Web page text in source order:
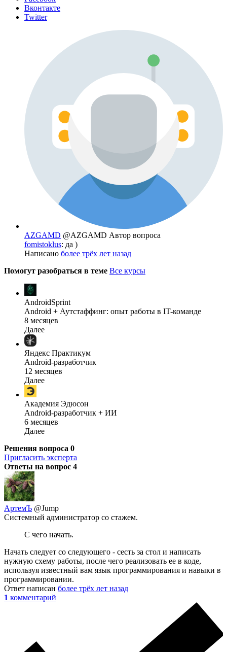
Вконтакте
Twitter
AZGAMD @AZGAMD Автор вопроса
fomistoklus: да )
Написано более трёх лет назад
Помогут разобраться в теме Все курсы
AndroidSprint
Android + Аутстаффинг: опыт работы в IT-команде
8 месяцев
Далее
Яндекс Практикум
Android-разработчик
12 месяцев
Далее
Академия Эдюсон
Android-разработчик + ИИ
6 месяцев
Далее
Решения вопроса 0
Пригласить эксперта
Ответы на вопрос 4
АртемЪ @Jump
Системный администратор со стажем.
С чего начать.
Начать следует со следующего - сесть за стол и написать
нужную схему работы, после чего реализовать ее в коде,
используя известный вам язык программирования и навыки в
программировании.
Ответ написан более трёх лет назад
1 комментарий